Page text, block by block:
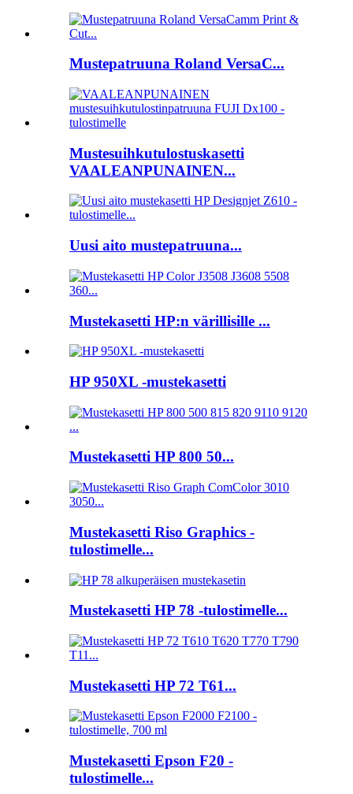
Mustepatruuna Roland VersaC...
Mustesuihkutulostuskasetti
VAALEANPUNAINEN...
Uusi aito mustepatruuna...
Mustekasetti HP:n värillisille ...
HP 950XL -mustekasetti
Mustekasetti HP 800 50...
Mustekasetti Riso Graphics -
tulostimelle...
Mustekasetti HP 78 -tulostimelle...
Mustekasetti HP 72 T61...
Mustekasetti Epson F20 -
tulostimelle...